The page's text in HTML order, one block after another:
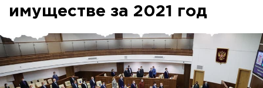
имуществе за 2021 год